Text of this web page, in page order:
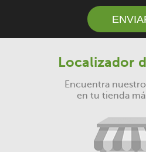
Localizador
Encuentra
en tu tienda